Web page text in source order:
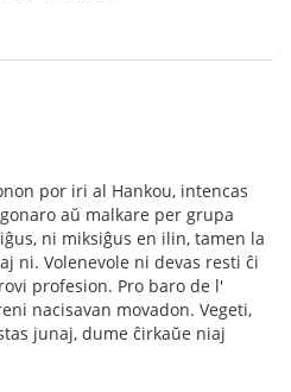
por iri al Hankou, intencas
aŭ malkare per grupa
ni miksiĝus en ilin, tamen la
ni. Volenevole ni devas resti ĉi
profesion. Pro baro de l'
nacisavan movadon. Vegeti,
junaj, dume ĉirkaŭe niaj